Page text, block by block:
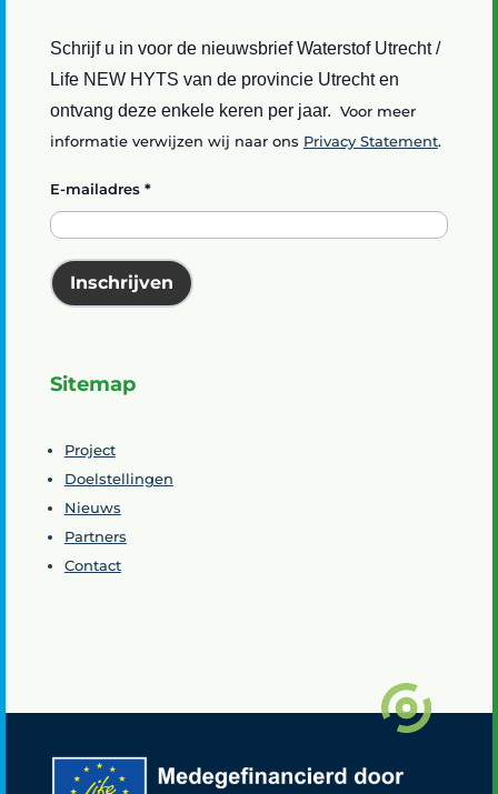
Schrijf u in voor de nieuwsbrief Waterstof Utrecht /
Life NEW HYTS van de provincie Utrecht en
ontvang deze enkele keren per jaar. Voor meer
informatie verwijzen wij naar ons Privacy Statement.
E-mailadres *
Inschrijven
Sitemap
Project
Doelstellingen
Nieuws
Partners
Contact